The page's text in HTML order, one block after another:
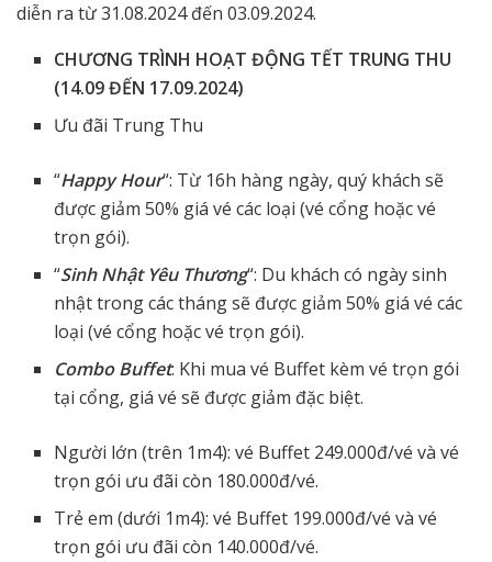
diễn ra từ 31.08.2024 đến 03.09.2024.
CHƯƠNG TRÌNH HOẠT ĐỘNG TẾT TRUNG THU
(14.09 ĐẾN 17.09.2024)
Ưu đãi Trung Thu
“Happy Hour“: Từ 16h hàng ngày, quý khách sẽ
được giảm 50% giá vé các loại (vé cổng hoặc vé
trọn gói).
“Sinh Nhật Yêu Thương“: Du khách có ngày sinh
nhật trong các tháng sẽ được giảm 50% giá vé các
loại (vé cổng hoặc vé trọn gói).
Combo Buffet: Khi mua vé Buffet kèm vé trọn gói
tại cổng, giá vé sẽ được giảm đặc biệt.
Người lớn (trên 1m4): vé Buffet 249.000đ/vé và vé
trọn gói ưu đãi còn 180.000đ/vé.
Trẻ em (dưới 1m4): vé Buffet 199.000đ/vé và vé
trọn gói ưu đãi còn 140.000đ/vé.